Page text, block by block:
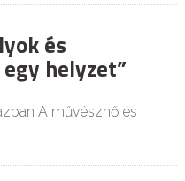
és
helyzet”
A művésznő és